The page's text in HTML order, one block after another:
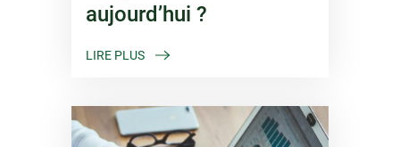
aujourd’hui ?
LIRE PLUS